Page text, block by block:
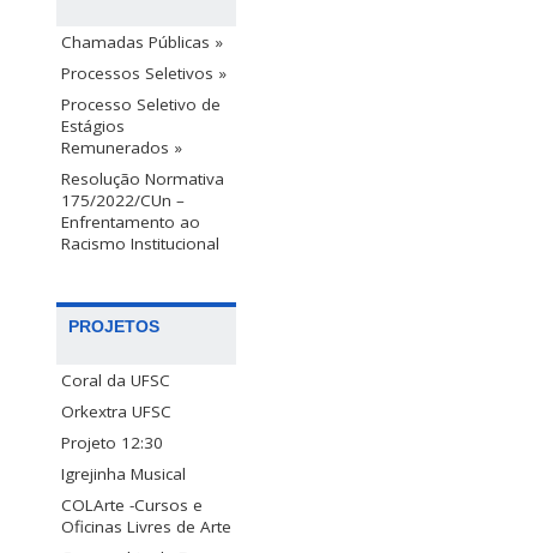
Chamadas Públicas »
Processos Seletivos »
Processo Seletivo de
Estágios
Remunerados »
Resolução Normativa
175/2022/CUn –
Enfrentamento ao
Racismo Institucional
PROJETOS
Coral da UFSC
Orkextra UFSC
Projeto 12:30
Igrejinha Musical
COLArte -Cursos e
Oficinas Livres de Arte